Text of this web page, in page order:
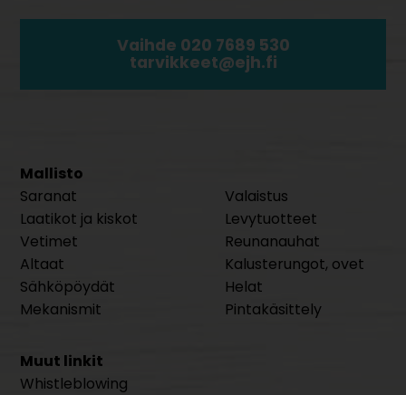
Vaihde 020 7689 530
tarvikkeet@ejh.fi
Mallisto
Saranat
Laatikot ja kiskot
Vetimet
Altaat
Sähköpöydät
Mekanismit
Valaistus
Levytuotteet
Reunanauhat
Kalusterungot, ovet
Helat
Pintakäsittely
Muut linkit
Whistleblowing